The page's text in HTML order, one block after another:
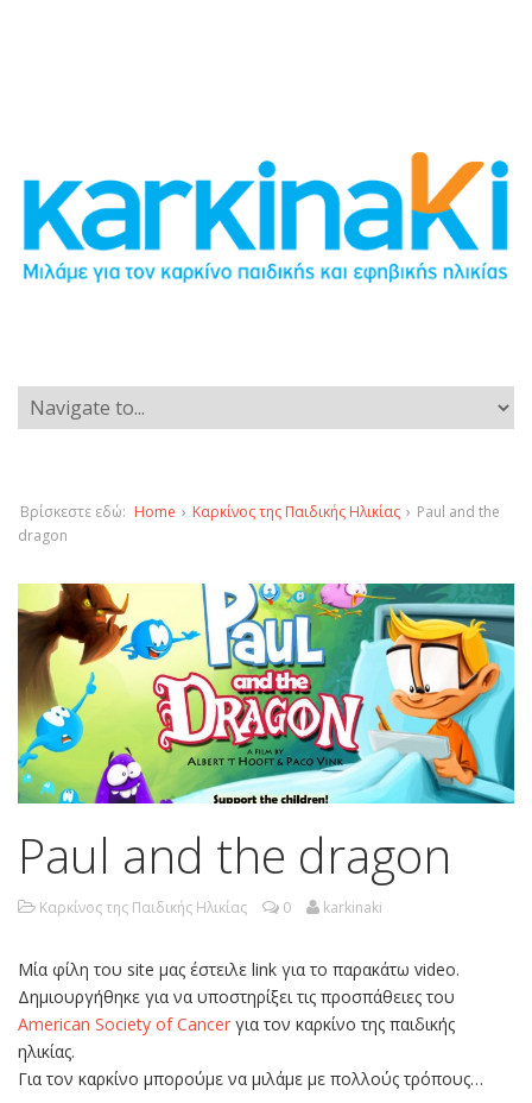
Βρίσκεστε εδώ: Home › Καρκίνος της Παιδικής Ηλικίας › Paul and the
dragon
Paul and the dragon
Καρκίνος της Παιδικής Ηλικίας 0 karkinaki
Μία φίλη του site μας έστειλε link για το παρακάτω video.
Δημιουργήθηκε για να υποστηρίξει τις προσπάθειες του
American Society of Cancer για τον καρκίνο της παιδικής
ηλικίας.
Για τον καρκίνο μπορούμε να μιλάμε με πολλούς τρόπους…